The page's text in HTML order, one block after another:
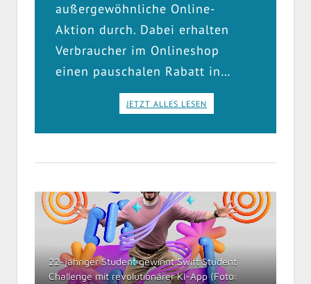
außergewöhnliche Online-
Aktion durch. Dabei erhalten
Verbraucher im Onlineshop
einen pauschalen Rabatt in…
JETZT ALLES LESEN
22-jähriger Student gewinnt Swift Student
Challenge mit revolutionärer KI-App (Foto: